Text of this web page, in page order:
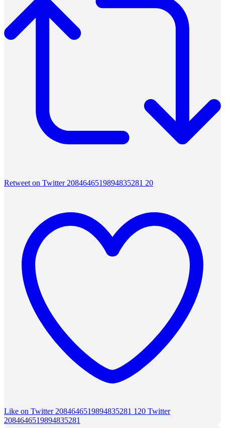
Retweet on Twitter 2084646519894835281 20
Like on Twitter 2084646519894835281 120 Twitter
2084646519894835281